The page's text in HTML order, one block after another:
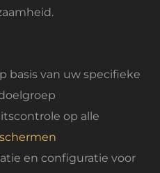
basis van uw specifieke
op alle
en configuratie voor